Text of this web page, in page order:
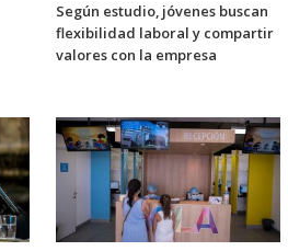
Según estudio, jóvenes buscan
flexibilidad laboral y compartir
valores con la empresa